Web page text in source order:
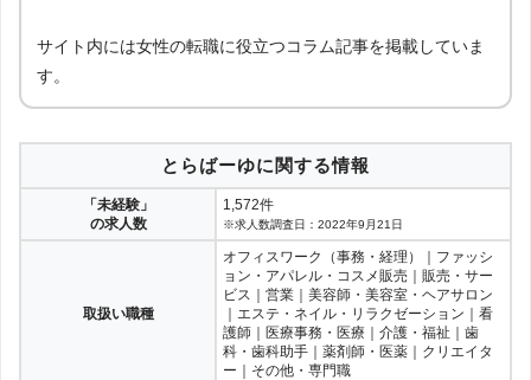
サイト内には女性の転職に役立つコラム記事を掲載していま
す。
とらばーゆに関する情報
「未経験」
の求人数
1,572件
※求人数調査日：2022年9月21日
取扱い職種
オフィスワーク（事務・経理）｜ファッシ
ョン・アパレル・コスメ販売｜販売・サー
ビス｜営業｜美容師・美容室・ヘアサロン
｜エステ・ネイル・リラクゼーション｜看
護師｜医療事務・医療｜介護・福祉｜歯
科・歯科助手｜薬剤師・医薬｜クリエイタ
ー｜その他・専門職